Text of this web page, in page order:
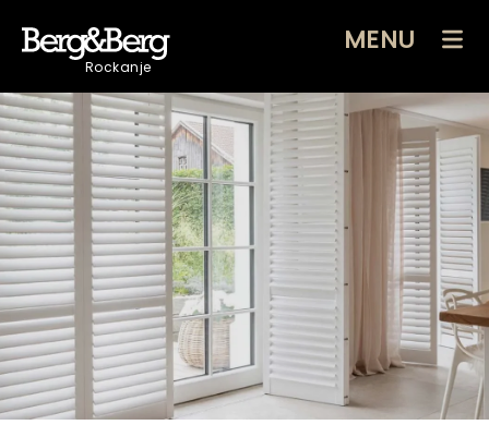
Rockanje
MENU